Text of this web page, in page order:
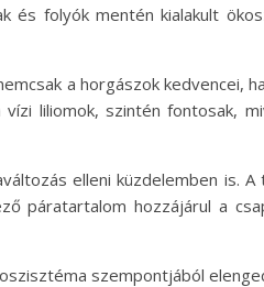
és folyók mentén kialakult
a horgászok kedvencei,
liliomok, szintén fontosak,
elleni küzdelemben is.
páratartalom hozzájárul a
szempontjából